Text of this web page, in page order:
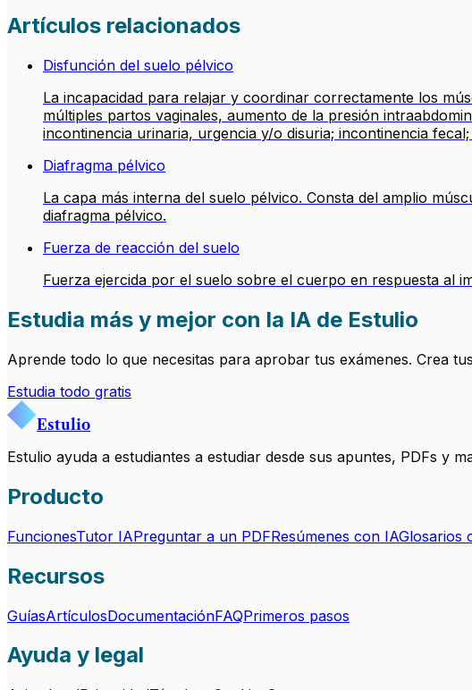
Artículos relacionados
Disfunción del suelo pélvico
La incapacidad para relajar y coordinar correctamente los
múltiples partos vaginales, aumento de la presión
incontinencia urinaria, urgencia y/o disuria; incontinencia
Diafragma pélvico
La capa más interna del suelo pélvico. Consta del amplio
diafragma pélvico.
Fuerza de reacción del suelo
Fuerza ejercida por el suelo sobre el cuerpo en respuesta al
Estudia más y mejor con la IA de Estulio
Aprende todo lo que necesitas para aprobar tus exámenes. Crea
Estudia todo gratis
Estulio
Estulio ayuda a estudiantes a estudiar desde sus apuntes, PDFs y
Producto
FuncionesTutor IAPreguntar a un PDFResúmenes con IAGlosarios
Recursos
GuíasArtículosDocumentaciónFAQPrimeros pasos
Ayuda y legal